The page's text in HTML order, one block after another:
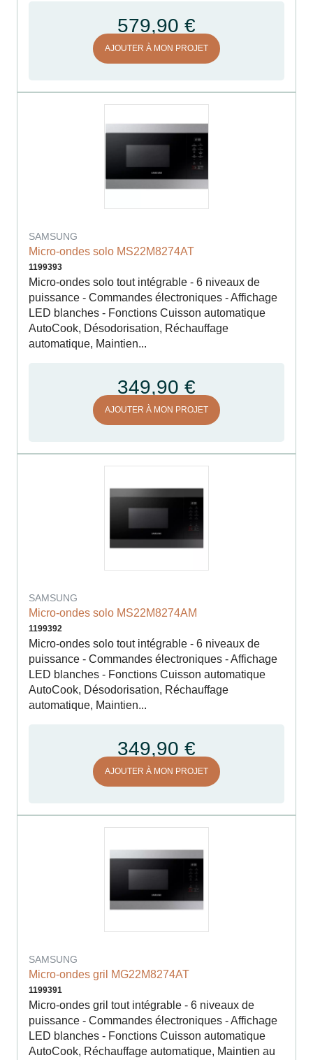
579,90 €
AJOUTER À MON PROJET
SAMSUNG
Micro-ondes solo MS22M8274AT
1199393
Micro-ondes solo tout intégrable - 6 niveaux de
puissance - Commandes électroniques - Affichage
LED blanches - Fonctions Cuisson automatique
AutoCook, Désodorisation, Réchauffage
automatique, Maintien...
349,90 €
AJOUTER À MON PROJET
SAMSUNG
Micro-ondes solo MS22M8274AM
1199392
Micro-ondes solo tout intégrable - 6 niveaux de
puissance - Commandes électroniques - Affichage
LED blanches - Fonctions Cuisson automatique
AutoCook, Désodorisation, Réchauffage
automatique, Maintien...
349,90 €
AJOUTER À MON PROJET
SAMSUNG
Micro-ondes gril MG22M8274AT
1199391
Micro-ondes gril tout intégrable - 6 niveaux de
puissance - Commandes électroniques - Affichage
LED blanches - Fonctions Cuisson automatique
AutoCook, Réchauffage automatique, Maintien au